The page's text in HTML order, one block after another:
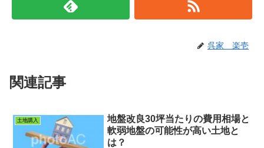
呉家 楽壱
関連記事
土地購入
地盤改良30坪当たりの費用相場と
軟弱地盤の可能性が高い土地と
は？